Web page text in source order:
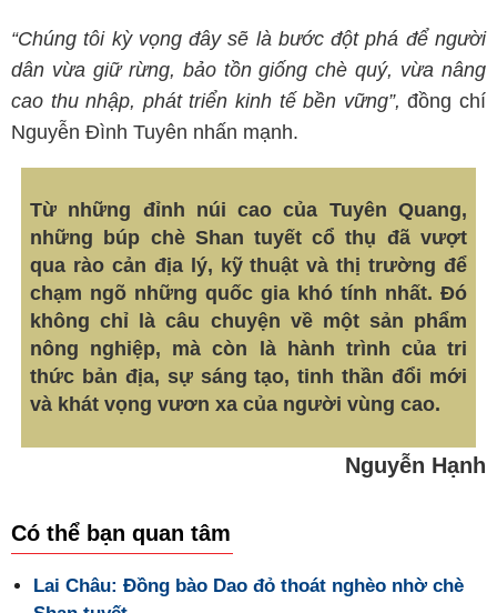
“Chúng tôi kỳ vọng đây sẽ là bước đột phá để người
dân vừa giữ rừng, bảo tồn giống chè quý, vừa nâng
cao thu nhập, phát triển kinh tế bền vững”, đồng chí
Nguyễn Đình Tuyên nhấn mạnh.
Từ những đỉnh núi cao của Tuyên Quang,
những búp chè Shan tuyết cổ thụ đã vượt
qua rào cản địa lý, kỹ thuật và thị trường để
chạm ngõ những quốc gia khó tính nhất. Đó
không chỉ là câu chuyện về một sản phẩm
nông nghiệp, mà còn là hành trình của tri
thức bản địa, sự sáng tạo, tinh thần đổi mới
và khát vọng vươn xa của người vùng cao.
Nguyễn Hạnh
Có thể bạn quan tâm
Lai Châu: Đồng bào Dao đỏ thoát nghèo nhờ chè